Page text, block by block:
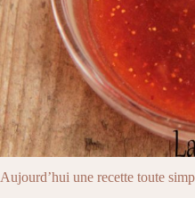
Aujourd’hui une recette toute